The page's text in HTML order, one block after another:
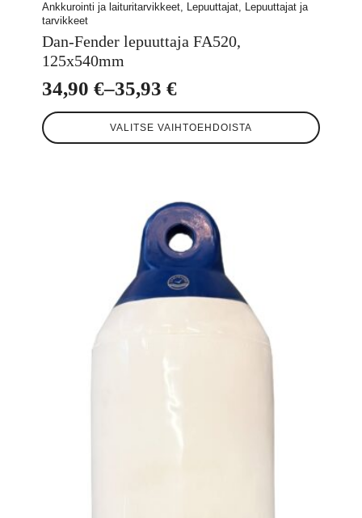
Ankkurointi ja laituritarvikkeet, Lepuuttajat, Lepuuttajat ja
tarvikkeet
Dan-Fender lepuuttaja FA520,
125x540mm
34,90 €–35,93 €
Hintaluokka:
34,90 €
VALITSE VAIHTOEHDOISTA
Tällä
tuotteella